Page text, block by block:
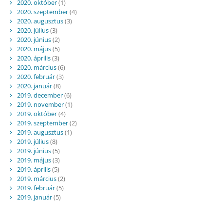
2020. október(1)
2020. szeptember(4)
2020. augusztus(3)
2020. július(3)
2020. június(2)
2020. május(5)
2020. április(3)
2020. március(6)
2020. február(3)
2020. január(8)
2019. december(6)
2019. november(1)
2019. október(4)
2019. szeptember(2)
2019. augusztus(1)
2019. július(8)
2019. június(5)
2019. május(3)
2019. április(5)
2019. március(2)
2019. február(5)
2019. január(5)